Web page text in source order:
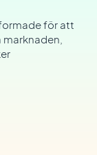
för att